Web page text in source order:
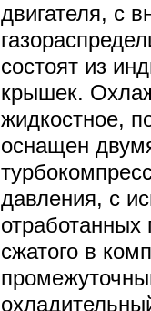
двигателя, с
состоят из
крышек.
жидкостное,
оснащен
давления, с
сжатого в